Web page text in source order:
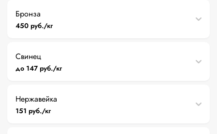
Бронза
450 руб./кг
Свинец
до 147 руб./кг
Нержавейка
151 руб./кг